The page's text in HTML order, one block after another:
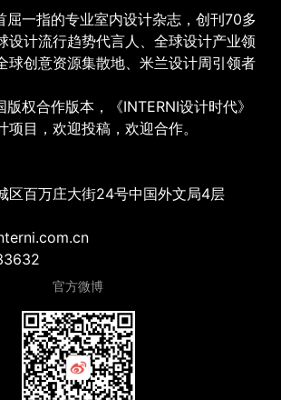
屈一指的专业室内设计杂志，创刊70多
设计流行趋势代言人、全球设计产业领
球创意资源集散地、米兰设计周引领者
权合作版本，《INTERNI设计时代》
项目，欢迎投稿，欢迎合作。
区百万庄大街24号中国外文局4层
官方微博